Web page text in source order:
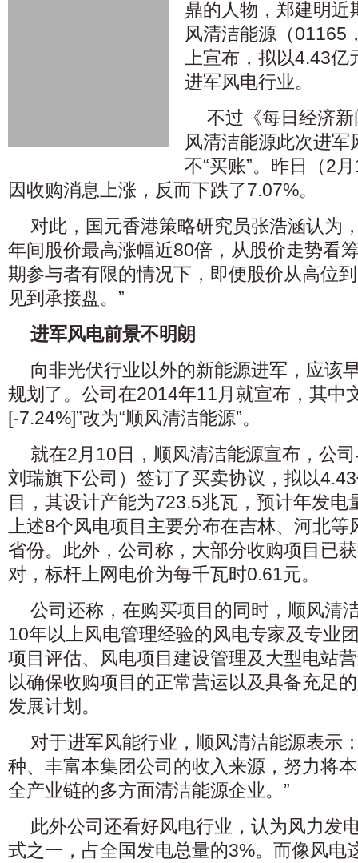
鼎的人物，郑建明近
风清洁能源（01165
上宣布，拟以4.43
进军风电行业。
不过《每日经济
风清洁能源此次进
不“买账”。昨日（2
因收购消息上涨，反而下跌了7.07%。
对此，国元香港策略研究员张浩涵认为
年间股价最高涨幅近80倍，从股价走势看
期参与者有限的情况下，即便股价从高位
见到承接盘。”
进军风电前景不明朗
向非光伏行业以外的新能源进军，应该
规划了。公司在2014年11月就宣布，其中
[-7.24%]”改为“顺风清洁能源”。
就在2月10日，顺风清洁能源宣布，公
刘瑞旗下公司）签订了买卖协议，拟以
目，其设计产能为723.5兆瓦，预计年发电
上述8个风电项目主要分布在吉林、河北
省份。此外，公司称，大部分收购项目已
对，标杆上网电价为每千瓦时0.61元。
公司还称，在购买项目的同时，顺风清
10年以上风电管理经验的风电专家及专业
项目评估、风电项目建设管理及大型电站
以确保收购项目的正常营运以及具备充足
发展计划。
对于进军风能行业，顺风清洁能源表示
种、丰富本集团公司的收入来源，努力将
全产业链的多方面清洁能源企业。”
此外公司还看好风电行业，认为风力发
式之一，占全国发电总量的3%。而像风电